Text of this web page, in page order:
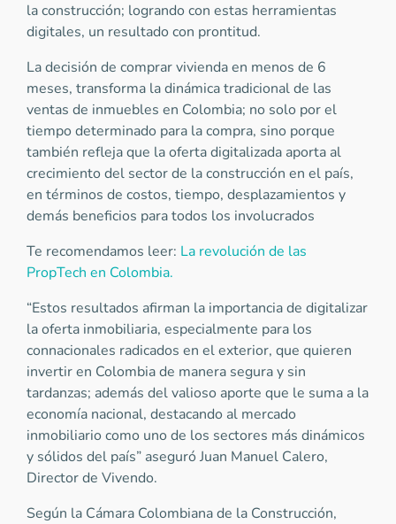
la construcción; logrando con estas herramientas
digitales, un resultado con prontitud.
La decisión de comprar vivienda en menos de 6
meses, transforma la dinámica tradicional de las
ventas de inmuebles en Colombia; no solo por el
tiempo determinado para la compra, sino porque
también refleja que la oferta digitalizada aporta al
crecimiento del sector de la construcción en el país,
en términos de costos, tiempo, desplazamientos y
demás beneficios para todos los involucrados
Te recomendamos leer: La revolución de las
PropTech en Colombia.
“Estos resultados afirman la importancia de digitalizar
la oferta inmobiliaria, especialmente para los
connacionales radicados en el exterior, que quieren
invertir en Colombia de manera segura y sin
tardanzas; además del valioso aporte que le suma a la
economía nacional, destacando al mercado
inmobiliario como uno de los sectores más dinámicos
y sólidos del país” aseguró Juan Manuel Calero,
Director de Vivendo.
Según la Cámara Colombiana de la Construcción,